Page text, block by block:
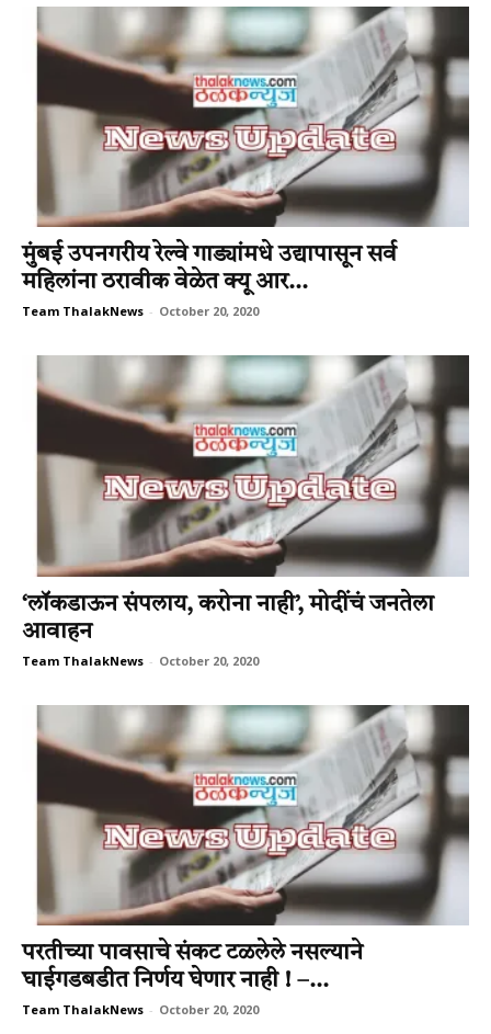
मुंबई उपनगरीय रेल्वे गाड्यांमधे उद्यापासून सर्व
महिलांना ठरावीक वेळेत क्यू आर...
Team ThalakNews - October 20, 2020
‘लॉकडाऊन संपलाय, करोना नाही’, मोदींचं जनतेला
आवाहन
Team ThalakNews - October 20, 2020
परतीच्या पावसाचे संकट टळलेले नसल्याने
घाईगडबडीत निर्णय घेणार नाही ! –...
Team ThalakNews - October 20, 2020